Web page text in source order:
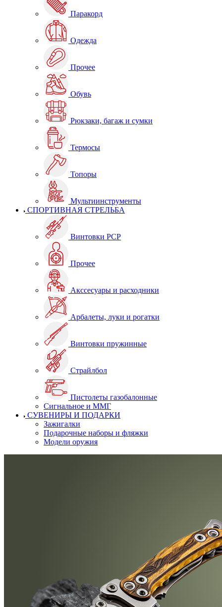
Паракорд
Одежда
Прочее
Обувь
Рюкзаки, багаж и сумки
Термосы
Топоры
Мультиинструменты
СПОРТИВНАЯ СТРЕЛЬБА
Винтовки PCP
Прочее
Акссесуары и расходники
Арбалеты, луки и рогатки
Винтовки пружинные
Страйлбол
Пистолеты газобалонные
Сигнальное и ММГ
СУВЕНИРЫ И ПОДАРКИ
Зажигалки
Подарочные наборы и фляжки
Модели оружия